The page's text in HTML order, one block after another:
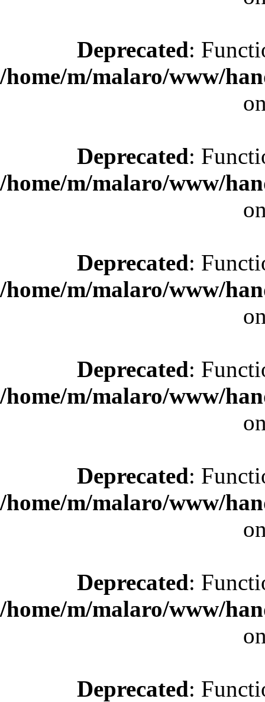
Deprecated:
/home/m/malaro/www/
Deprecated:
/home/m/malaro/www/
Deprecated:
/home/m/malaro/www/
Deprecated:
/home/m/malaro/www/
Deprecated:
/home/m/malaro/www/
Deprecated:
/home/m/malaro/www/
Deprecated: